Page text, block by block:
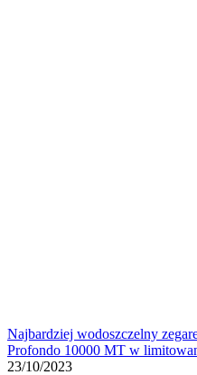
Najbardziej wodoszczelny
Profondo 10000 MT w
23/10/2023